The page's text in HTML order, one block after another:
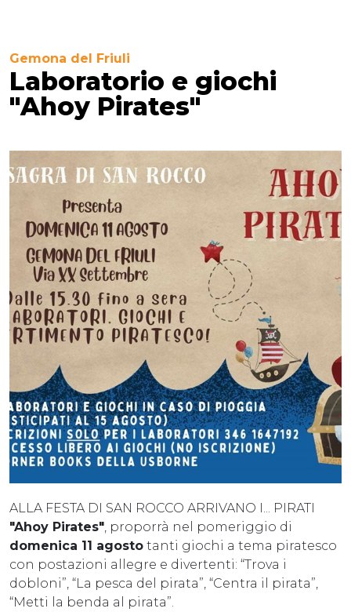
Gemona del Friuli
Laboratorio e giochi
"Ahoy Pirates"
ALLA FESTA DI SAN ROCCO ARRIVANO I... PIRATI
"Ahoy Pirates" , proporrà nel pomeriggio di
domenica 11 agosto tanti giochi a tema piratesco
con postazioni allegre e divertenti: “Trova i
dobloni”, “La pesca del pirata”, “Centra il pirata”,
“Metti la benda al pirata”.